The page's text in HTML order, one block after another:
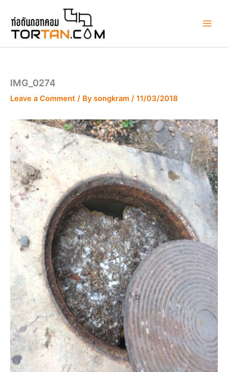
content
IMG_0274
Leave a Comment / By songkram / 11/03/2018